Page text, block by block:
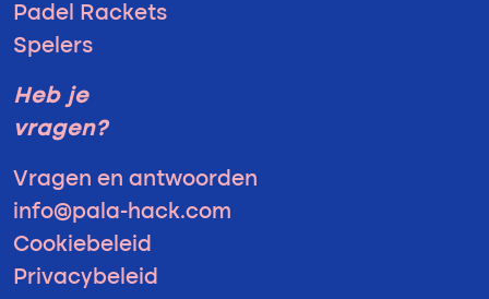
Padel Rackets
Spelers
Heb je
vragen?
Vragen en antwoorden
info@pala-hack.com
Cookiebeleid
Privacybeleid